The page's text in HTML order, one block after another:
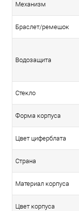
Механизм
Браслет/ремешок
Водозащита
Стекло
Форма корпуса
Цвет циферблата
Страна
Материал корпуса
Цвет корпуса